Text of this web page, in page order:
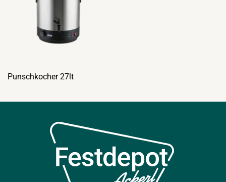
Punschkocher 27lt